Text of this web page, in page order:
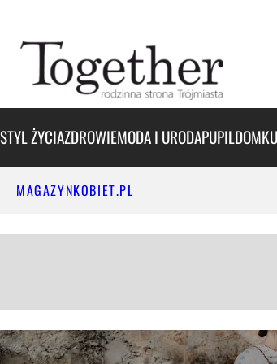
STYL ŻYCIAZDROWIEMODA I URODAPUPILDOM
MAGAZYNKOBIET.PL